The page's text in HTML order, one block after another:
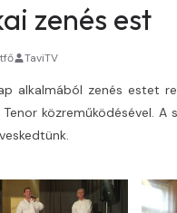
zenés est
TaviTV
alkalmából zenés estet
közreműködésével.